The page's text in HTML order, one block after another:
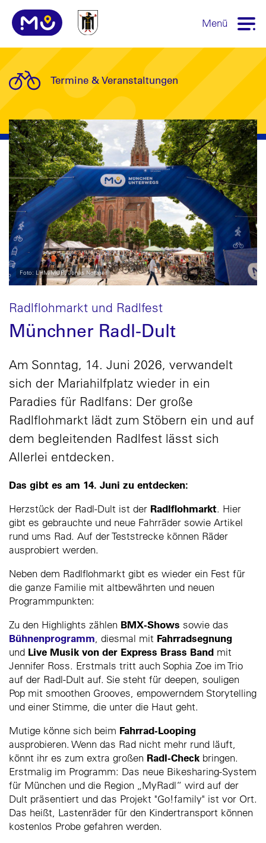
Menü
Termine & Veranstaltungen
Radlflohmarkt und Radlfest
Münchner Radl-Dult
Am Sonntag, 14. Juni 2026, verwandelt
sich der Mariahilfplatz wieder in ein
Paradies für Radlfans: Der große
Radlflohmarkt lädt zum Stöbern ein und auf
dem begleitenden Radlfest lässt sich
Allerlei entdecken.
Foto: LHM/MOR, Jonas Nefzger
Das gibt es am 14. Juni zu entdecken:
Herzstück der Radl-Dult ist der Radlflohmarkt. Hier
gibt es gebrauchte und neue Fahrräder sowie Artikel
rund ums Rad. Auf der Teststrecke können Räder
ausprobiert werden.
Neben dem Radlflohmarkt gibt es wieder ein Fest für
die ganze Familie mit altbewährten und neuen
Programmpunkten:
Zu den Highlights zählen BMX-Shows sowie das
Bühnenprogramm , diesmal mit Fahrradsegnung
und Live Musik von der Express Brass Band mit
Jennifer Ross. Erstmals tritt auch Sophia Zoe im Trio
auf der Radl-Dult auf. Sie steht für deepen, souligen
Pop mit smoothen Grooves, empowerndem Storytelling
und einer Stimme, die unter die Haut geht.
Mutige könne sich beim Fahrrad-Looping
ausprobieren. Wenn das Rad nicht mehr rund läuft,
könnt ihr es zum extra großen Radl-Check bringen.
Erstmalig im Programm: Das neue Bikesharing-System
für München und die Region „MyRadl“ wird auf der
Dult präsentiert und das Projekt "Go!family" ist vor Ort.
Das heißt, Lastenräder für den Kindertransport können
kostenlos Probe gefahren werden.